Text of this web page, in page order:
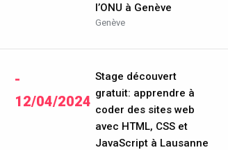
l’ONU à Genève
Genève
-
12/04/2024
Stage découvert
gratuit: apprendre à
coder des sites web
avec HTML, CSS et
JavaScript à Lausanne